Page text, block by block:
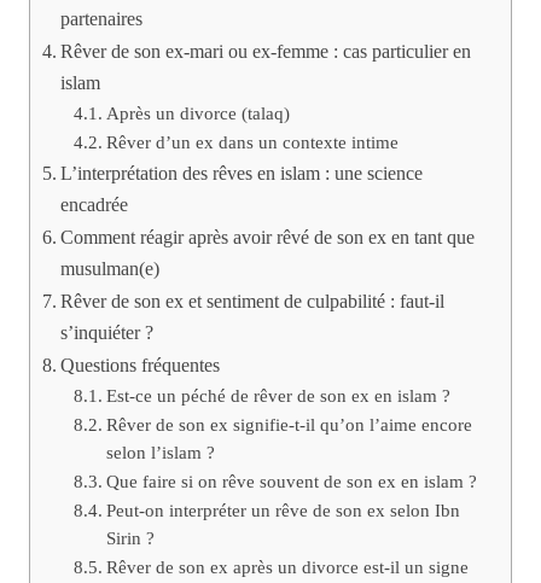
partenaires
Rêver de son ex-mari ou ex-femme : cas particulier en
islam
Après un divorce (talaq)
Rêver d’un ex dans un contexte intime
L’interprétation des rêves en islam : une science
encadrée
Comment réagir après avoir rêvé de son ex en tant que
musulman(e)
Rêver de son ex et sentiment de culpabilité : faut-il
s’inquiéter ?
Questions fréquentes
Est-ce un péché de rêver de son ex en islam ?
Rêver de son ex signifie-t-il qu’on l’aime encore
selon l’islam ?
Que faire si on rêve souvent de son ex en islam ?
Peut-on interpréter un rêve de son ex selon Ibn
Sirin ?
Rêver de son ex après un divorce est-il un signe